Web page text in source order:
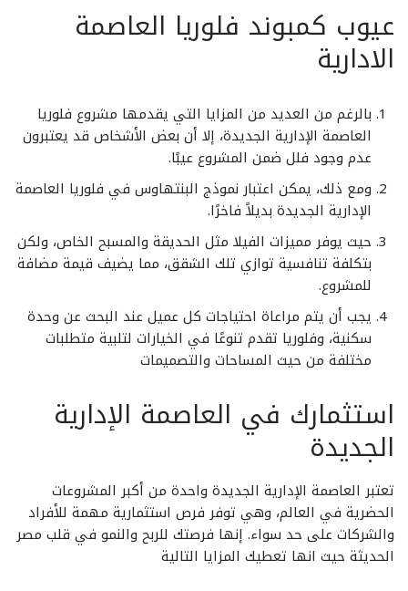
عيوب كمبوند فلوريا العاصمة
الادارية
بالرغم من العديد من المزايا التي يقدمها مشروع فلوريا
العاصمة الإدارية الجديدة، إلا أن بعض الأشخاص قد يعتبرون
عدم وجود فلل ضمن المشروع عيبًا.
ومع ذلك، يمكن اعتبار نموذج البنتهاوس في فلوريا العاصمة
الإدارية الجديدة بديلاً فاخرًا.
حيث يوفر مميزات الفيلا مثل الحديقة والمسبح الخاص، ولكن
بتكلفة تنافسية توازي تلك الشقق، مما يضيف قيمة مضافة
للمشروع.
يجب أن يتم مراعاة احتياجات كل عميل عند البحث عن وحدة
سكنية، وفلوريا تقدم تنوعًا في الخيارات لتلبية متطلبات
مختلفة من حيث المساحات والتصميمات
استثمارك في العاصمة الإدارية
الجديدة
تعتبر العاصمة الإدارية الجديدة واحدة من أكبر المشروعات
الحضرية في العالم، وهي توفر فرص استثمارية مهمة للأفراد
والشركات على حد سواء. إنها فرصتك للربح والنمو في قلب مصر
الحديثة حيث انها تعطيك المزايا التالية